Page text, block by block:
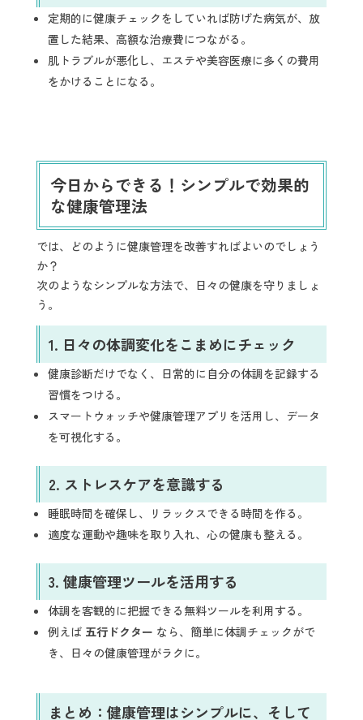
定期的に健康チェックをしていれば防げた病気が、放
置した結果、高額な治療費につながる。
肌トラブルが悪化し、エステや美容医療に多くの費用
をかけることになる。
今日からできる！シンプルで効果的
な健康管理法
では、どのように健康管理を改善すればよいのでしょう
か？
次のようなシンプルな方法で、日々の健康を守りましょ
う。
1. 日々の体調変化をこまめにチェック
健康診断だけでなく、日常的に自分の体調を記録する
習慣をつける。
スマートウォッチや健康管理アプリを活用し、データ
を可視化する。
2. ストレスケアを意識する
睡眠時間を確保し、リラックスできる時間を作る。
適度な運動や趣味を取り入れ、心の健康も整える。
3. 健康管理ツールを活用する
体調を客観的に把握できる無料ツールを利用する。
例えば 五行ドクター なら、簡単に体調チェックがで
き、日々の健康管理がラクに。
まとめ：健康管理はシンプルに、そして